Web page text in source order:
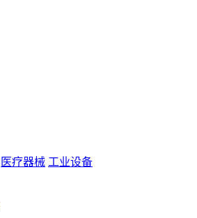
医疗器械 工业设备